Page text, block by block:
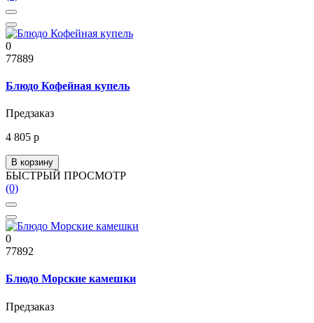
0
77889
Блюдо Кофейная купель
Предзаказ
4 805 р
В корзину
БЫСТРЫЙ ПРОСМОТР
(0)
0
77892
Блюдо Морские камешки
Предзаказ